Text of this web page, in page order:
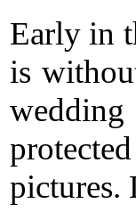
Early in
is
wedding
pictures.